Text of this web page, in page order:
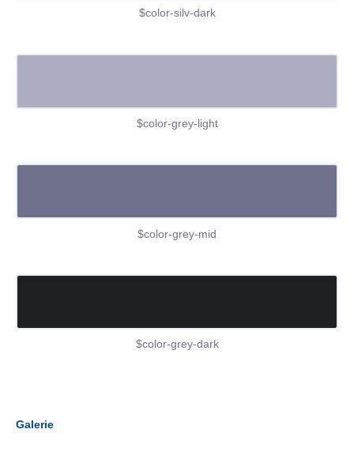
$color-silv-dark
$color-grey-light
$color-grey-mid
$color-grey-dark
Galerie